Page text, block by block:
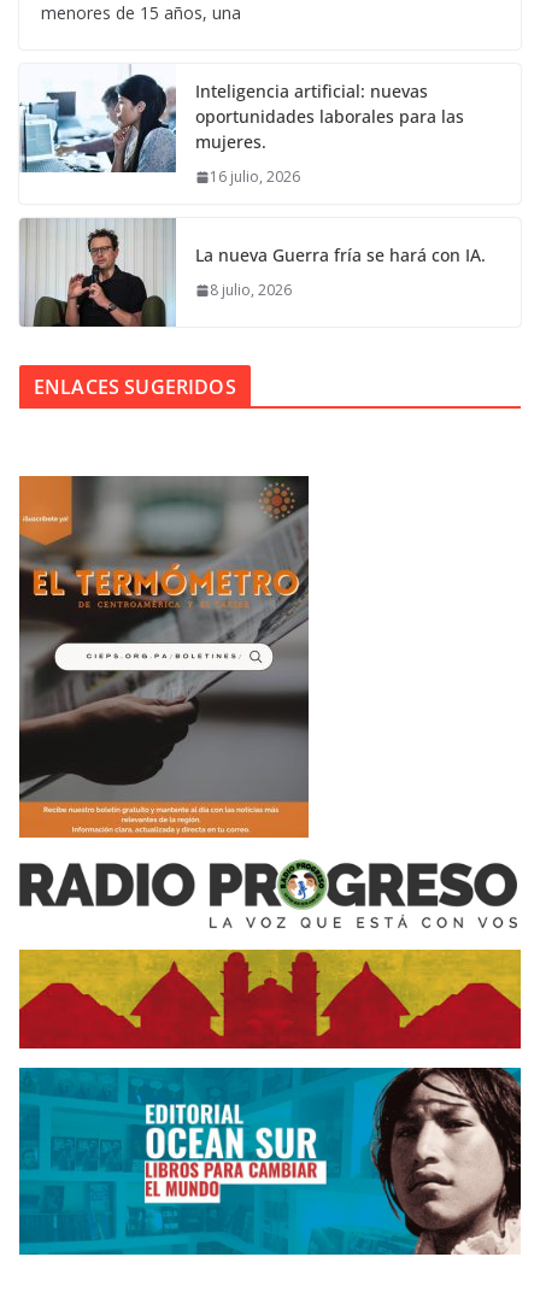
menores de 15 años, una
Inteligencia artificial: nuevas
oportunidades laborales para las
mujeres.
16 julio, 2026
La nueva Guerra fría se hará con IA.
8 julio, 2026
ENLACES SUGERIDOS